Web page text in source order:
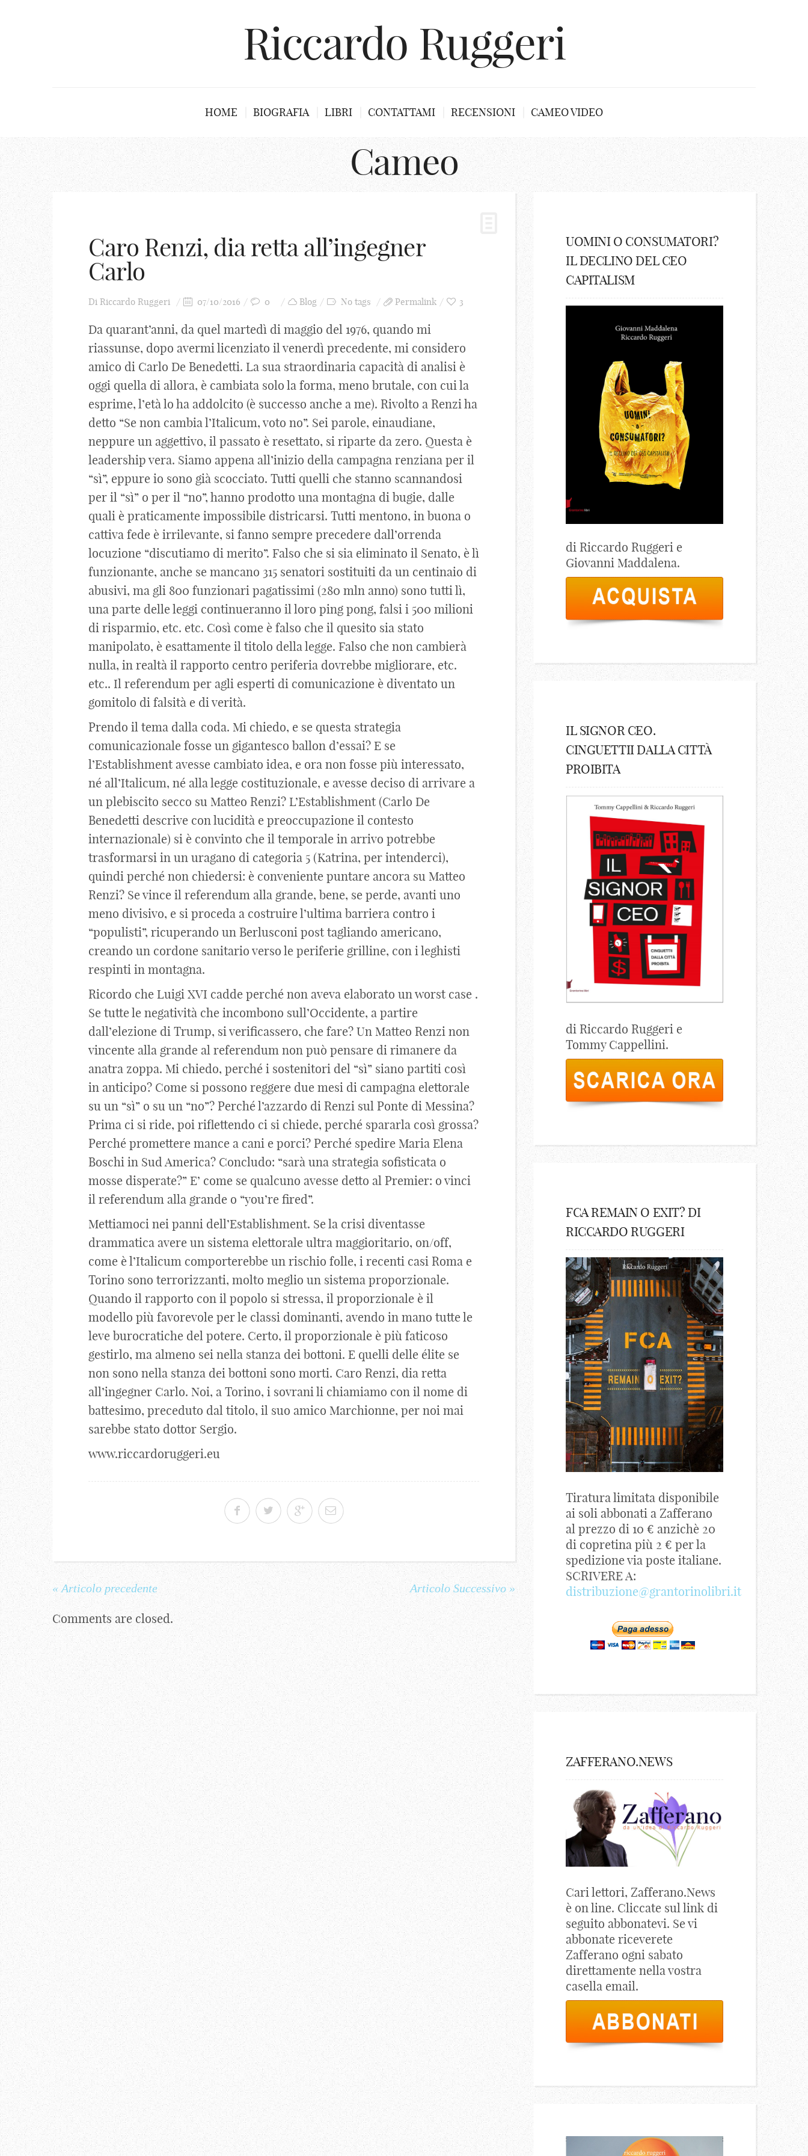
Riccardo Ruggeri
HOME BIOGRAFIA LIBRI CONTATTAMI RECENSIONI CAMEO VIDEO
Cameo
Caro Renzi, dia retta all’ingegner
Carlo
Di Riccardo Ruggeri 07/10/2016 0 Blog No tags Permalink 3
Da quarant’anni, da quel martedì di maggio del 1976, quando mi
riassunse, dopo avermi licenziato il venerdì precedente, mi considero
amico di Carlo De Benedetti. La sua straordinaria capacità di analisi è
oggi quella di allora, è cambiata solo la forma, meno brutale, con cui la
esprime, l’età lo ha addolcito (è successo anche a me). Rivolto a Renzi ha
detto “Se non cambia l’Italicum, voto no”. Sei parole, einaudiane,
neppure un aggettivo, il passato è resettato, si riparte da zero. Questa è
leadership vera. Siamo appena all’inizio della campagna renziana per il
“sì”, eppure io sono già scocciato. Tutti quelli che stanno scannandosi
per il “sì” o per il “no”, hanno prodotto una montagna di bugie, dalle
quali è praticamente impossibile districarsi. Tutti mentono, in buona o
cattiva fede è irrilevante, si fanno sempre precedere dall’orrenda
locuzione “discutiamo di merito”. Falso che si sia eliminato il Senato, è lì
funzionante, anche se mancano 315 senatori sostituiti da un centinaio di
abusivi, ma gli 800 funzionari pagatissimi (280 mln anno) sono tutti lì,
una parte delle leggi continueranno il loro ping pong, falsi i 500 milioni
di risparmio, etc. etc. Così come è falso che il quesito sia stato
manipolato, è esattamente il titolo della legge. Falso che non cambierà
nulla, in realtà il rapporto centro periferia dovrebbe migliorare, etc.
etc.. Il referendum per agli esperti di comunicazione è diventato un
gomitolo di falsità e di verità.
Prendo il tema dalla coda. Mi chiedo, e se questa strategia
comunicazionale fosse un gigantesco ballon d’essai? E se
l’Establishment avesse cambiato idea, e ora non fosse più interessato,
né all’Italicum, né alla legge costituzionale, e avesse deciso di arrivare a
un plebiscito secco su Matteo Renzi? L’Establishment (Carlo De
Benedetti descrive con lucidità e preoccupazione il contesto
internazionale) si è convinto che il temporale in arrivo potrebbe
trasformarsi in un uragano di categoria 5 (Katrina, per intenderci),
quindi perché non chiedersi: è conveniente puntare ancora su Matteo
Renzi? Se vince il referendum alla grande, bene, se perde, avanti uno
meno divisivo, e si proceda a costruire l’ultima barriera contro i
“populisti”, ricuperando un Berlusconi post tagliando americano,
creando un cordone sanitario verso le periferie grilline, con i leghisti
respinti in montagna.
Ricordo che Luigi XVI cadde perché non aveva elaborato un worst case .
Se tutte le negatività che incombono sull’Occidente, a partire
dall’elezione di Trump, si verificassero, che fare? Un Matteo Renzi non
vincente alla grande al referendum non può pensare di rimanere da
anatra zoppa. Mi chiedo, perché i sostenitori del “sì” siano partiti così
in anticipo? Come si possono reggere due mesi di campagna elettorale
su un “sì” o su un “no”? Perché l’azzardo di Renzi sul Ponte di Messina?
Prima ci si ride, poi riflettendo ci si chiede, perché spararla così grossa?
Perché promettere mance a cani e porci? Perché spedire Maria Elena
Boschi in Sud America? Concludo: “sarà una strategia sofisticata o
mosse disperate?” E’ come se qualcuno avesse detto al Premier: o vinci
il referendum alla grande o “you’re fired”.
Mettiamoci nei panni dell’Establishment. Se la crisi diventasse
drammatica avere un sistema elettorale ultra maggioritario, on/off,
come è l’Italicum comporterebbe un rischio folle, i recenti casi Roma e
Torino sono terrorizzanti, molto meglio un sistema proporzionale.
Quando il rapporto con il popolo si stressa, il proporzionale è il
modello più favorevole per le classi dominanti, avendo in mano tutte le
leve burocratiche del potere. Certo, il proporzionale è più faticoso
gestirlo, ma almeno sei nella stanza dei bottoni. E quelli delle élite se
non sono nella stanza dei bottoni sono morti. Caro Renzi, dia retta
all’ingegner Carlo. Noi, a Torino, i sovrani li chiamiamo con il nome di
battesimo, preceduto dal titolo, il suo amico Marchionne, per noi mai
sarebbe stato dottor Sergio.
www.riccardoruggeri.eu
« Articolo precedente Articolo Successivo »
Comments are closed.
UOMINI O CONSUMATORI?
IL DECLINO DEL CEO
CAPITALISM
di Riccardo Ruggeri e
Giovanni Maddalena.
IL SIGNOR CEO.
CINGUETTII DALLA CITTÀ
PROIBITA
di Riccardo Ruggeri e
Tommy Cappellini.
FCA REMAIN O EXIT? DI
RICCARDO RUGGERI
Tiratura limitata disponibile
ai soli abbonati a Zafferano
al prezzo di 10 € anzichè 20
di copretina più 2 € per la
spedizione via poste italiane.
SCRIVERE A:
distribuzione@grantorinolibri.it
ZAFFERANO.NEWS
Cari lettori, Zafferano.News
è on line. Cliccate sul link di
seguito abbonatevi. Se vi
abbonate riceverete
Zafferano ogni sabato
direttamente nella vostra
casella email.